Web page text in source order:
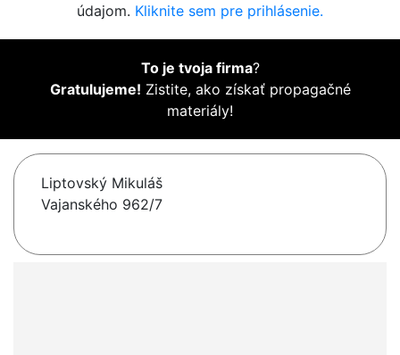
údajom. Kliknite sem pre prihlásenie.
To je tvoja firma?
Gratulujeme! Zistite, ako získať propagačné
materiály!
Liptovský Mikuláš
Vajanského 962/7